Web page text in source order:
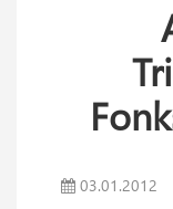
03.01.2012